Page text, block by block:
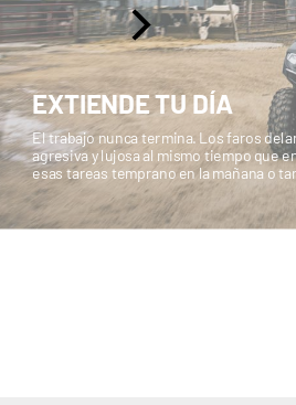
EXTIENDE TU DÍA
El trabajo nunca termina. Los faros
agresiva y lujosa al mismo tiempo que
esas tareas temprano en la mañana o